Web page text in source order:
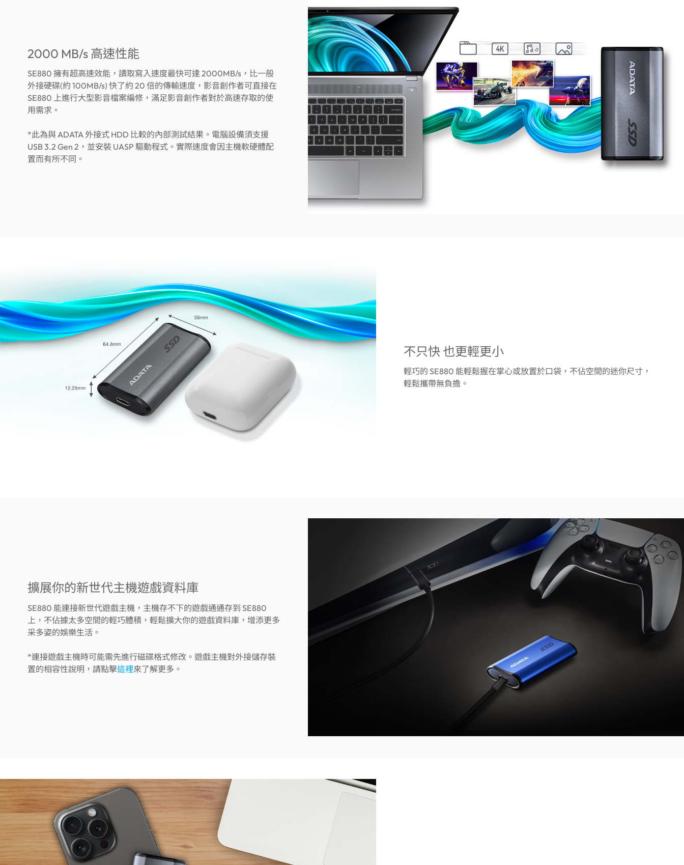
2000 MB/s 高速性能
SE880 擁有超高速效能，讀取寫入速度最快可達 2000MB/s，比一般
外接硬碟(約 100MB/s) 快了約 20 倍的傳輸速度，影音創作者可直接在
SE880 上進行大型影音檔案編修，滿足影音創作者對於高速存取的使
用需求。
*此為與 ADATA 外接式 HDD 比較的內部測試結果。電腦設備須支援
USB 3.2 Gen 2，並安裝 UASP 驅動程式。實際速度會因主機軟硬體配
置而有所不同。
不只快 也更輕更小
輕巧的 SE880 能輕鬆握在掌心或放置於口袋，不佔空間的迷你尺寸，
輕鬆攜帶無負擔。
擴展你的新世代主機遊戲資料庫
SE880 能連接新世代遊戲主機，主機存不下的遊戲通通存到 SE880
上，不佔據太多空間的輕巧體積，輕鬆擴大你的遊戲資料庫，增添更多
采多姿的娛樂生活。
*連接遊戲主機時可能需先進行磁碟格式修改。遊戲主機對外接儲存裝
置的相容性說明，請點擊這裡來了解更多。